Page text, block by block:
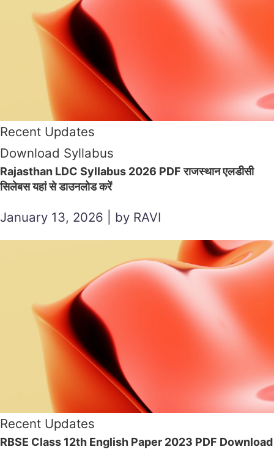
Recent Updates
Download Syllabus
Rajasthan LDC Syllabus 2026 PDF राजस्थान एलडीसी
सिलेबस यहां से डाउनलोड करें
January 13, 2026 | by RAVI
Recent Updates
RBSE Class 12th English Paper 2023 PDF Download